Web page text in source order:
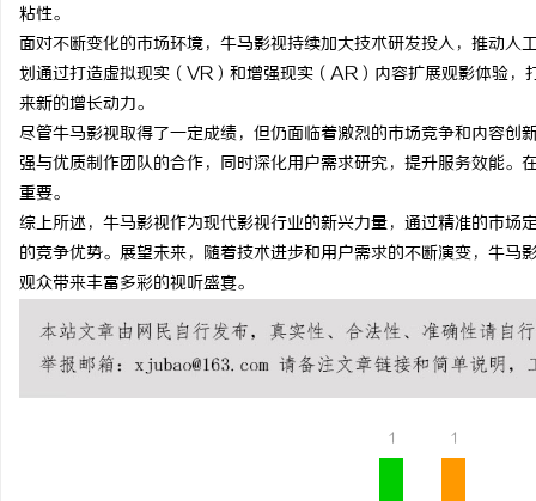
粘性。
面对不断变化的市场环境，牛马影视持续加大技术研发投入，推动
划通过打造虚拟现实（VR）和增强现实（AR）内容扩展观影体验
来新的增长动力。
尽管牛马影视取得了一定成绩，但仍面临着激烈的市场竞争和内容
强与优质制作团队的合作，同时深化用户需求研究，提升服务效能
重要。
综上所述，牛马影视作为现代影视行业的新兴力量，通过精准的市
的竞争优势。展望未来，随着技术进步和用户需求的不断演变，牛
观众带来丰富多彩的视听盛宴。
1 1
550FC45耐磨改性颗粒